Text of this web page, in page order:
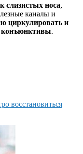
слизистых носа,
каналы и
циркулировать и
конъюнктивы.
восстановиться